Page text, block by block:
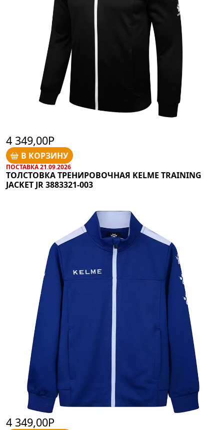
4 349,00Р
В КОРЗИНУ
ПОСТАВКА 21.09.2026
ТОЛСТОВКА ТРЕНИРОВОЧНАЯ KELME TRAINING
JACKET JR 3883321-003
4 349,00Р